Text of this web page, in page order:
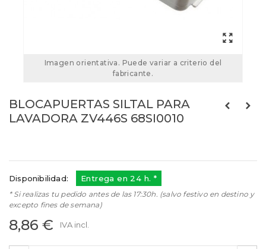
Imagen orientativa. Puede variar a criterio del
fabricante.
BLOCAPUERTAS SILTAL PARA
LAVADORA ZV446S 68SI0010
Disponibilidad: Entrega en 24 h. *
* Si realizas tu pedido antes de las 17:30h. (salvo festivo en destino y
excepto fines de semana)
8,86 € IVA incl.